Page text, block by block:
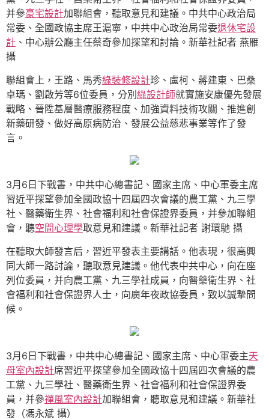
并參豪宅設計加聯組會，聽取意見和建議。中共中心政治局
常委、全國政協主席王滬寧，中共中心政治局常委退休宅設
計 、中心辦公廳主任蔡奇參加探望和討論。新華社記者 燕雁
攝
聯組會上，王路、馬秀綠裝修設計珍、盧柯、蔣建東、巴桑
卓瑪、劉啟芳等6位委員，分別 綠設計師就實施安康優先發展
戰略、晉陞基層醫療服務程度、加強資料技術攻關、推進創
新藥研發、做好高原病防治、發展公益慈悲事業等作了發
言。
3月6日下戰書，中共中心總書記、國家主席、中心軍委主席
習近平探望參加全國政協十四屆四次會議的農工黨、九三學
社、醫藥衛生界、社會福利和社會保證界委員，并參加聯組
會，聽空間心理學取意見和建議。新華社記者 謝環馳 攝
在聽取大師發言后，習近平發表主要講話。他表現，很高興
同大師一路討論，聽取意見建議。他代表中共中心，向在座
列位委員，并向農工黨、九三學社成員，向醫藥衛生界、社
會福利和社會保證界人士，向廣年夜政協委員，致以誠摯問
候。
3月6日下戰書，中共中心總書記、國家主席、中心軍委主天
母室內設計席習近平探望參加全國政協十四屆四次會議的農
工黨、九三學社、醫藥衛生界、社會福利和社會保證界委
員，并參禪風室內設計加聯組會，聽取意見和建議。新華社
發（馮永斌 攝）